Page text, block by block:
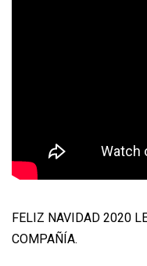
FELIZ NAVIDAD 2020
COMPAÑÍA.